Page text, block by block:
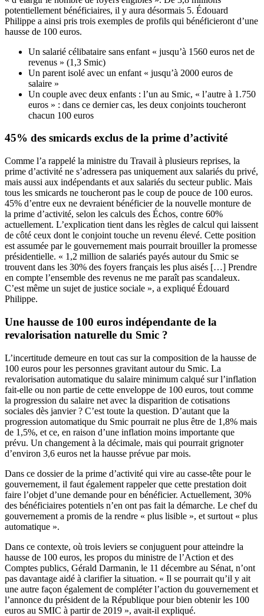
potentiellement bénéficiaires, il y aura désormais 5. Édouard
Philippe a ainsi pris trois exemples de profils qui bénéficieront d’une
hausse de 100 euros.
Un salarié célibataire sans enfant « jusqu’à 1560 euros net de
revenus » (1,3 Smic)
Un parent isolé avec un enfant « jusqu’à 2000 euros de
salaire »
Un couple avec deux enfants : l’un au Smic, « l’autre à 1.750
euros » : dans ce dernier cas, les deux conjoints toucheront
chacun 100 euros
45% des smicards exclus de la prime d’activité
Comme l’a rappelé la ministre du Travail à plusieurs reprises, la
prime d’activité ne s’adressera pas uniquement aux salariés du privé,
mais aussi aux indépendants et aux salariés du secteur public. Mais
tous les smicards ne toucheront pas le coup de pouce de 100 euros.
45% d’entre eux ne devraient bénéficier de la nouvelle monture de
la prime d’activité, selon les calculs des Échos, contre 60%
actuellement. L’explication tient dans les règles de calcul qui laissent
de côté ceux dont le conjoint touche un revenu élevé. Cette position
est assumée par le gouvernement mais pourrait brouiller la promesse
présidentielle. « 1,2 million de salariés payés autour du Smic se
trouvent dans les 30% des foyers français les plus aisés […] Prendre
en compte l’ensemble des revenus ne me paraît pas scandaleux.
C’est même un sujet de justice sociale », a expliqué Édouard
Philippe.
Une hausse de 100 euros indépendante de la
revalorisation naturelle du Smic ?
L’incertitude demeure en tout cas sur la composition de la hausse de
100 euros pour les personnes gravitant autour du Smic. La
revalorisation automatique du salaire minimum calqué sur l’inflation
fait-elle ou non partie de cette enveloppe de 100 euros, tout comme
la progression du salaire net avec la disparition de cotisations
sociales dès janvier ? C’est toute la question. D’autant que la
progression automatique du Smic pourrait ne plus être de 1,8% mais
de 1,5%, et ce, en raison d’une inflation moins importante que
prévu. Un changement à la décimale, mais qui pourrait grignoter
d’environ 3,6 euros net la hausse prévue par mois.
Dans ce dossier de la prime d’activité qui vire au casse-tête pour le
gouvernement, il faut également rappeler que cette prestation doit
faire l’objet d’une demande pour en bénéficier. Actuellement, 30%
des bénéficiaires potentiels n’en ont pas fait la démarche. Le chef du
gouvernement a promis de la rendre « plus lisible », et surtout « plus
automatique ».
Dans ce contexte, où trois leviers se conjuguent pour atteindre la
hausse de 100 euros, les propos du ministre de l’Action et des
Comptes publics, Gérald Darmanin, le 11 décembre au Sénat, n’ont
pas davantage aidé à clarifier la situation. « Il se pourrait qu’il y ait
une autre façon également de compléter l’action du gouvernement et
l’annonce du président de la République pour bien obtenir les 100
euros au SMIC à partir de 2019 », avait-il expliqué.